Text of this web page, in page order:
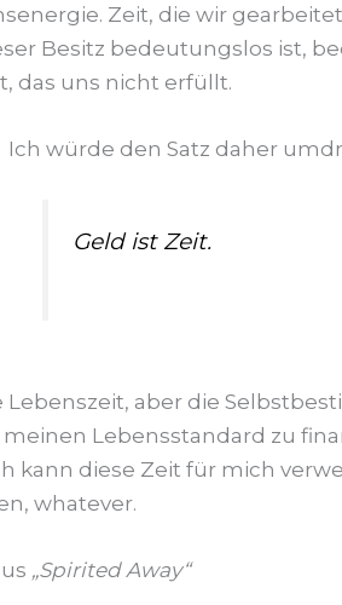
Zeit, die wir
Besitz bedeutungslos ist,
das uns nicht erfüllt.
Ich würde den Satz daher
Geld ist Zeit.
Lebenszeit, aber die
Lebensstandard zu
kann diese Zeit für mich
whatever.
„Spirited Away“